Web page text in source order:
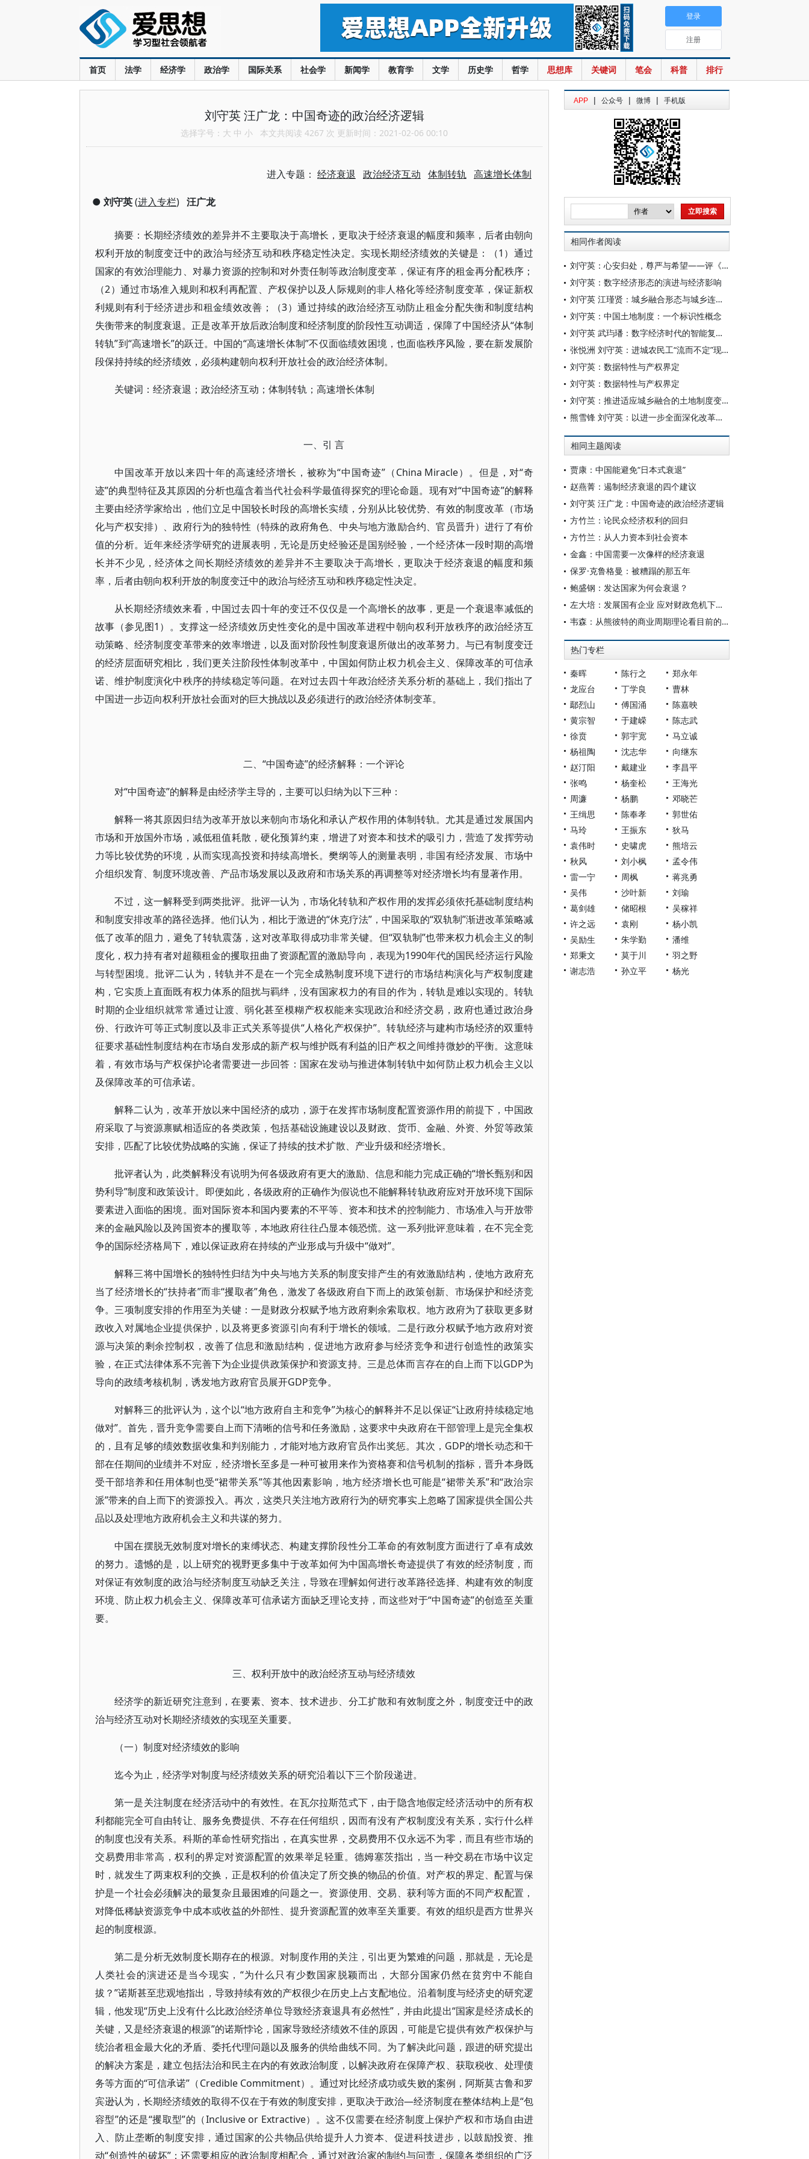
首页 法学 经济学 政治学 国际关系 社会学 新闻学 教育学 文学 历史学 哲学 思想库 关键词 笔会 科普 排行
登录
注册
刘守英 汪广龙：中国奇迹的政治经济逻辑
选择字号： 大 中 小 本文共阅读 4267 次 更新时间：2021-02-06 00:10
进入专题： 经济衰退 政治经济互动 体制转轨 高速增长体制
● 刘守英(进入专栏) 汪广龙
摘要：长期经济绩效的差异并不主要取决于高增长，更取决于经济衰退的幅度和频率，后者由朝向
权利开放的制度变迁中的政治与经济互动和秩序稳定性决定。实现长期经济绩效的关键是：（1）通过
国家的有效治理能力、对暴力资源的控制和对外责任制等政治制度变革，保证有序的租金再分配秩序；
（2）通过市场准入规则和权利再配置、产权保护以及人际规则的非人格化等经济制度变革，保证新权
利规则有利于经济进步和租金绩效改善；（3）通过持续的政治经济互动防止租金分配失衡和制度结构
失衡带来的制度衰退。正是改革开放后政治制度和经济制度的阶段性互动调适，保障了中国经济从“体制
转轨”到“高速增长”的跃迁。中国的“高速增长体制”不仅面临绩效困境，也面临秩序风险，要在新发展阶
段保持持续的经济绩效，必须构建朝向权利开放社会的政治经济体制。
关键词：经济衰退；政治经济互动；体制转轨；高速增长体制
一、引 言
中国改革开放以来四十年的高速经济增长，被称为“中国奇迹”（China Miracle）。但是，对“奇
迹”的典型特征及其原因的分析也蕴含着当代社会科学最值得探究的理论命题。现有对“中国奇迹”的解释
主要由经济学家给出，他们立足中国较长时段的高增长实绩，分别从比较优势、有效的制度改革（市场
化与产权安排）、政府行为的独特性（特殊的政府角色、中央与地方激励合约、官员晋升）进行了有价
值的分析。近年来经济学研究的进展表明，无论是历史经验还是国别经验，一个经济体一段时期的高增
长并不少见，经济体之间长期经济绩效的差异并不主要取决于高增长，更取决于经济衰退的幅度和频
率，后者由朝向权利开放的制度变迁中的政治与经济互动和秩序稳定性决定。
从长期经济绩效来看，中国过去四十年的变迁不仅仅是一个高增长的故事，更是一个衰退率减低的
故事（参见图1）。支撑这一经济绩效历史性变化的是中国改革进程中朝向权利开放秩序的政治经济互
动策略、经济制度变革带来的效率增进，以及面对阶段性制度衰退所做出的改革努力。与已有制度变迁
的经济层面研究相比，我们更关注阶段性体制改革中，中国如何防止权力机会主义、保障改革的可信承
诺、维护制度演化中秩序的持续稳定等问题。在对过去四十年政治经济关系分析的基础上，我们指出了
中国进一步迈向权利开放社会面对的巨大挑战以及必须进行的政治经济体制变革。
二、“中国奇迹”的经济解释：一个评论
对“中国奇迹”的解释是由经济学主导的，主要可以归纳为以下三种：
解释一将其原因归结为改革开放以来朝向市场化和承认产权作用的体制转轨。尤其是通过发展国内
市场和开放国外市场，减低租值耗散，硬化预算约束，增进了对资本和技术的吸引力，营造了发挥劳动
力等比较优势的环境，从而实现高投资和持续高增长。樊纲等人的测量表明，非国有经济发展、市场中
介组织发育、制度环境改善、产品市场发展以及政府和市场关系的再调整等对经济增长均有显著作用。
不过，这一解释受到两类批评。批评一认为，市场化转轨和产权作用的发挥必须依托基础制度结构
和制度安排改革的路径选择。他们认为，相比于激进的“休克疗法”，中国采取的“双轨制”渐进改革策略减
低了改革的阻力，避免了转轨震荡，这对改革取得成功非常关键。但“双轨制”也带来权力机会主义的制
度化，权力持有者对超额租金的攫取扭曲了资源配置的激励导向，表现为1990年代的国民经济运行风险
与转型困境。批评二认为，转轨并不是在一个完全成熟制度环境下进行的市场结构演化与产权制度建
构，它实质上直面既有权力体系的阻扰与羁绊，没有国家权力的有目的作为，转轨是难以实现的。转轨
时期的企业组织就常常通过让渡、弱化甚至模糊产权权能来实现政治和经济交易，政府也通过政治身
份、行政许可等正式制度以及非正式关系等提供“人格化产权保护”。转轨经济与建构市场经济的双重特
征要求基础性制度结构在市场自发形成的新产权与维护既有利益的旧产权之间维持微妙的平衡。这意味
着，有效市场与产权保护论者需要进一步回答：国家在发动与推进体制转轨中如何防止权力机会主义以
及保障改革的可信承诺。
解释二认为，改革开放以来中国经济的成功，源于在发挥市场制度配置资源作用的前提下，中国政
府采取了与资源禀赋相适应的各类政策，包括基础设施建设以及财政、货币、金融、外资、外贸等政策
安排，匹配了比较优势战略的实施，保证了持续的技术扩散、产业升级和经济增长。
批评者认为，此类解释没有说明为何各级政府有更大的激励、信息和能力完成正确的“增长甄别和因
势利导”制度和政策设计。即便如此，各级政府的正确作为假说也不能解释转轨政府应对开放环境下国际
要素进入面临的困境。面对国际资本和国内要素的不平等、资本和技术的控制能力、市场准入与开放带
来的金融风险以及跨国资本的攫取等，本地政府往往凸显本领恐慌。这一系列批评意味着，在不完全竞
争的国际经济格局下，难以保证政府在持续的产业形成与升级中“做对”。
解释三将中国增长的独特性归结为中央与地方关系的制度安排产生的有效激励结构，使地方政府充
当了经济增长的“扶持者”而非“攫取者”角色，激发了各级政府自下而上的政策创新、市场保护和经济竞
争。三项制度安排的作用至为关键：一是财政分权赋予地方政府剩余索取权。地方政府为了获取更多财
政收入对属地企业提供保护，以及将更多资源引向有利于增长的领域。二是行政分权赋予地方政府对资
源与决策的剩余控制权，改善了信息和激励结构，促进地方政府参与经济竞争和进行创造性的政策实
验，在正式法律体系不完善下为企业提供政策保护和资源支持。三是总体而言存在的自上而下以GDP为
导向的政绩考核机制，诱发地方政府官员展开GDP竞争。
对解释三的批评认为，这个以“地方政府自主和竞争”为核心的解释并不足以保证“让政府持续稳定地
做对”。首先，晋升竞争需要自上而下清晰的信号和任务激励，这要求中央政府在干部管理上是完全集权
的，且有足够的绩效数据收集和判别能力，才能对地方政府官员作出奖惩。其次，GDP的增长动态和干
部在任期间的业绩并不对应，经济增长至多是一种可被用来作为资格赛和信号机制的指标，晋升本身既
受干部培养和任用体制也受“裙带关系”等其他因素影响，地方经济增长也可能是“裙带关系”和“政治宗
派”带来的自上而下的资源投入。再次，这类只关注地方政府行为的研究事实上忽略了国家提供全国公共
品以及处理地方政府机会主义和共谋的努力。
中国在摆脱无效制度对增长的束缚状态、构建支撑阶段性分工革命的有效制度方面进行了卓有成效
的努力。遗憾的是，以上研究的视野更多集中于改革如何为中国高增长奇迹提供了有效的经济制度，而
对保证有效制度的政治与经济制度互动缺乏关注，导致在理解如何进行改革路径选择、构建有效的制度
环境、防止权力机会主义、保障改革可信承诺方面缺乏理论支持，而这些对于“中国奇迹”的创造至关重
要。
三、权利开放中的政治经济互动与经济绩效
经济学的新近研究注意到，在要素、资本、技术进步、分工扩散和有效制度之外，制度变迁中的政
治与经济互动对长期经济绩效的实现至关重要。
（一）制度对经济绩效的影响
迄今为止，经济学对制度与经济绩效关系的研究沿着以下三个阶段递进。
第一是关注制度在经济活动中的有效性。在瓦尔拉斯范式下，由于隐含地假定经济活动中的所有权
利都能完全可自由转让、服务免费提供、不存在任何组织，因而有没有产权制度没有关系，实行什么样
的制度也没有关系。科斯的革命性研究指出，在真实世界，交易费用不仅永远不为零，而且有些市场的
交易费用非常高，权利的界定对资源配置的效果举足轻重。德姆塞茨指出，当一种交易在市场中议定
时，就发生了两束权利的交换，正是权利的价值决定了所交换的物品的价值。对产权的界定、配置与保
护是一个社会必须解决的最复杂且最困难的问题之一。资源使用、交易、获利等方面的不同产权配置，
对降低稀缺资源竞争中成本或收益的外部性、提升资源配置的效率至关重要。有效的组织是西方世界兴
起的制度根源。
第二是分析无效制度长期存在的根源。对制度作用的关注，引出更为繁难的问题，那就是，无论是
人类社会的演进还是当今现实，“为什么只有少数国家脱颖而出，大部分国家仍然在贫穷中不能自
拔？”诺斯甚至悲观地指出，导致持续有效的产权很少在历史上占支配地位。沿着制度与经济史的研究逻
辑，他发现“历史上没有什么比政治经济单位导致经济衰退具有必然性”，并由此提出“国家是经济成长的
关键，又是经济衰退的根源”的诺斯悖论，国家导致经济绩效不佳的原因，可能是它提供有效产权保护与
统治者租金最大化的矛盾、委托代理问题以及服务的供给曲线不同。为了解决此问题，跟进的研究提出
的解决方案是，建立包括法治和民主在内的有效政治制度，以解决政府在保障产权、获取税收、处理债
务等方面的“可信承诺”（Credible Commitment）。通过对比经济成功或失败的案例，阿斯莫古鲁和罗
宾逊认为，长期经济绩效的取得不仅在于有效的制度安排，更取决于政治—经济制度在整体结构上是“包
容型”的还是“攫取型”的（Inclusive or Extractive）。这不仅需要在经济制度上保护产权和市场自由进
入、防止垄断的制度安排，通过国家的公共物品供给提升人力资本、促进科技进步，以鼓励投资、推
动“创造性的破坏”；还需要相应的政治制度相配合，通过对政治家的制约与问责，保障各类组织的广泛
APP | 公众号 | 微博 | 手机版
相同作者阅读
刘守英：心安归处，尊严与希望——评《吾乡：中国易地扶贫搬迁纪实》
刘守英：数字经济形态的演进与经济影响
刘守英 江瑾贤：城乡融合形态与城乡连续体构建
刘守英：中国土地制度：一个标识性概念
刘守英 武玙璠：数字经济时代的智能复合配置论
张悦洲 刘守英：进城农民工“流而不定”现象析
刘守英：数据特性与产权界定
刘守英：数据特性与产权界定
刘守英：推进适应城乡融合的土地制度变革
熊雪锋 刘守英：以进一步全面深化改革推进农业农村现代化
相同主题阅读
贾康：中国能避免“日本式衰退”
赵燕菁：遏制经济衰退的四个建议
刘守英 汪广龙：中国奇迹的政治经济逻辑
方竹兰：论民众经济权利的回归
方竹兰：从人力资本到社会资本
金鑫：中国需要一次像样的经济衰退
保罗·克鲁格曼：被糟蹋的那五年
鲍盛钢：发达国家为何会衰退？
左大培：发展国有企业 应对财政危机下的经济衰退
韦森：从熊彼特的商业周期理论看目前的世界经济衰退
热门专栏
秦晖 陈行之
郑永年
龙应台
丁学良
曹林
鄢烈山
傅国涌
陈嘉映
黄宗智
于建嵘
陈志武
徐贲
郭宇宽
马立诚
杨祖陶
沈志华
向继东
赵汀阳
戴建业
李昌平
张鸣
杨奎松
王海光
周濂
杨鹏
邓晓芒
王缉思
陈奉孝
郭世佑
马玲
王振东
狄马
袁伟时
史啸虎
熊培云
秋风
刘小枫
孟令伟
雷一宁
周枫
蒋兆勇
吴伟
沙叶新
刘瑜
葛剑雄
储昭根
吴稼祥
许之远
袁刚
杨小凯
吴励生
朱学勤
潘维
郑秉文
莫于川
羽之野
谢志浩
孙立平 杨光